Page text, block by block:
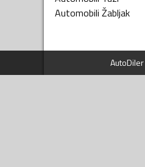
Automobili Žabljak
AutoDiler